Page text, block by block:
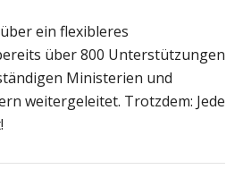
ein flexibleres
über 800 Unterstützungen
Ministerien und
weitergeleitet. Trotzdem: Jede